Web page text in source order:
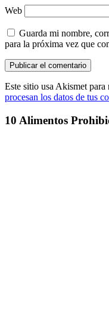
Web
Guarda mi nombre,
para la próxima vez que
Este sitio usa Akismet para
procesan los datos de tus
10 Alimentos